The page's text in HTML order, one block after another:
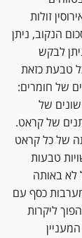
זולות
הנקוב, ניתן
לבקש
טבעת כזאת
של חומרים:
שונים של
של קראט.
כאשר הפחתה של כל קראט
טבעות
לא באותה
כסף עם
ליקרות